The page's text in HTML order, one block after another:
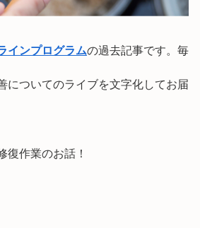
インプログラムの過去記事です。毎
についてのライブを文字化してお届
復作業のお話！